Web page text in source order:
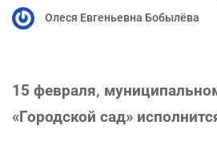
Олеся Евгеньевна Бобылёва
15 февраля,
«Городской сад»